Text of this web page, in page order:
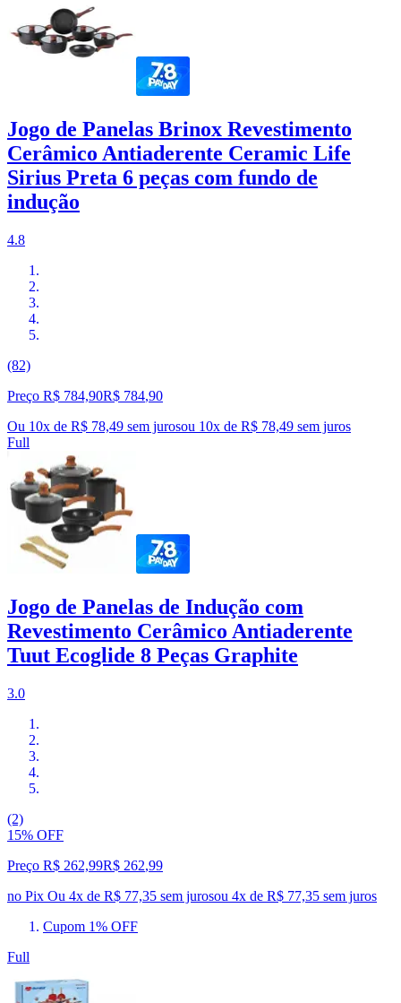
Jogo de Panelas Brinox Revestimento
Cerâmico Antiaderente Ceramic Life
Sirius Preta 6 peças com fundo de
indução
4.8
(82)
Preço R$ 784,90R$ 784,90
Ou 10x de R$ 78,49 sem jurosou 10x de R$ 78,49 sem juros
Full
Jogo de Panelas de Indução com
Revestimento Cerâmico Antiaderente
Tuut Ecoglide 8 Peças Graphite
3.0
(2)
15% OFF
Preço R$ 262,99R$ 262,99
no Pix Ou 4x de R$ 77,35 sem jurosou 4x de R$ 77,35 sem juros
Cupom 1% OFF
Full